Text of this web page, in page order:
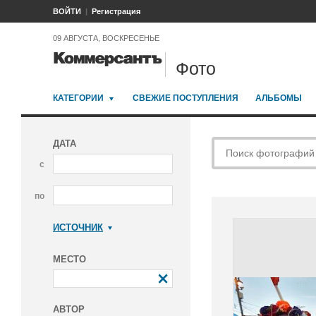
ВОЙТИ Регистрация
09 АВГУСТА, ВОСКРЕСЕНЬЕ
Фото
КАТЕГОРИИ СВЕЖИЕ ПОСТУПЛЕНИЯ АЛЬБОМЫ
ДАТА
с
по
ИСТОЧНИК
МЕСТО
АВТОР